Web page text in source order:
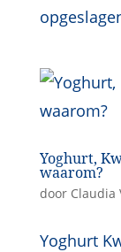
Yoghurt,
waarom?
door Claudia
Yoghurt